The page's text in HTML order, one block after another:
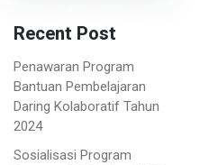
Recent Post
Penawaran Program
Bantuan Pembelajaran
Daring Kolaboratif Tahun
2024
Sosialisasi Program